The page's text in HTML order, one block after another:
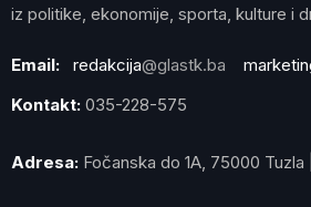
iz politike, ekonomije, sporta, kulture i
Email: redakcija@glastk.ba
Kontakt: 035-228-575
Adresa: Fočanska do 1A, 75000